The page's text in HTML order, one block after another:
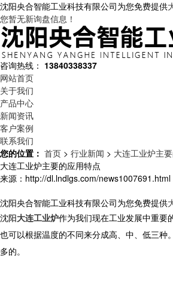
沈阳央合智能工业科技有限公司为您免费提供
您暂无新询盘信息！
咨询热线： 13840338337
网站首页
关于我们
产品中心
新闻资讯
客户案例
联系我们
您的位置： 首页 > 行业新闻 > 大连工业炉主
大连工业炉主要的应用特点
来源：http://dl.lndlgs.com/news1007691.html
沈阳央合智能工业科技有限公司为您免费提供
沈阳大连工业炉作为我们现在工业发展中重要
也可以根据温度的不同来分成高、中、低三种
多的。